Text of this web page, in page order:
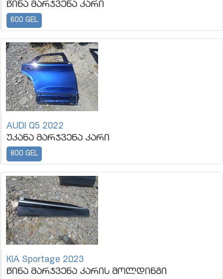
წინა მარჯვენა კარი
600 GEL
AUDI Q5 2022
უკანა მარჯვენა კარი
800 GEL
KIA Sportage 2023
წინა მარჯვენა კარის მოლდინგი